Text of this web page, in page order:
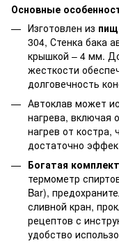
Основные
Изготовлен из
304, Стенка бака
крышкой – 4 мм.
жесткости
долговечность
Автоклав может
нагрева, включая
нагрев от костра,
достаточно
Богатая
термометр
Bar),
сливной кран,
рецептов с
удобство